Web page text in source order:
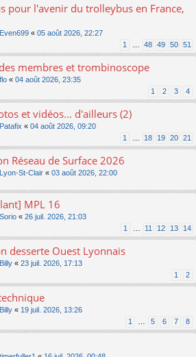
pour l'avenir du trolleybus en France,
Even699 « 05 août 2026, 22:27
1 48 49 50 51
membres et trombinoscope
flo « 04 août 2026, 23:35
1 2 3 4
et vidéos... d'ailleurs (2)
Patafix « 04 août 2026, 09:20
1 18 19 20 21
Réseau de Surface 2026
Lyon-St-Clair « 03 août 2026, 22:00
MPL 16
Sorio « 26 juil. 2026, 21:03
1 11 12 13 14
desserte Ouest Lyonnais
Billy « 23 juil. 2026, 17:13
1 2
Billy « 19 juil. 2026, 13:26
1 5 6 7 8